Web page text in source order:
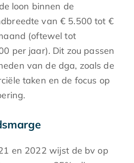
loon binnen de
van € 5.500 tot €
(oftewel tot
per jaar). Dit zou passen
van de dga, zoals de
taken en de focus op
en 2022 wijst de bv op